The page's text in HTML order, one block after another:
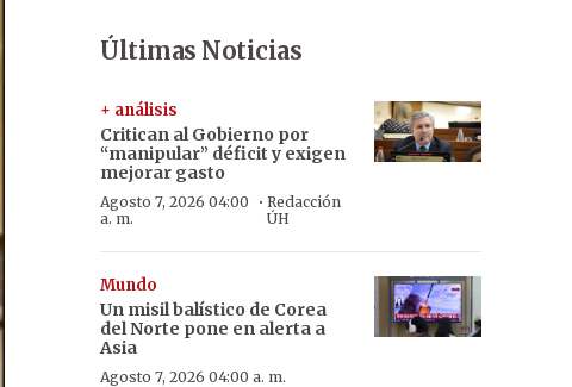
Últimas Noticias
+ análisis
Critican al Gobierno por
“manipular” déficit y exigen
mejorar gasto
Agosto 7, 2026 04:00
a. m.
· Redacción
ÚH
Mundo
Un misil balístico de Corea
del Norte pone en alerta a
Asia
Agosto 7, 2026 04:00 a. m.